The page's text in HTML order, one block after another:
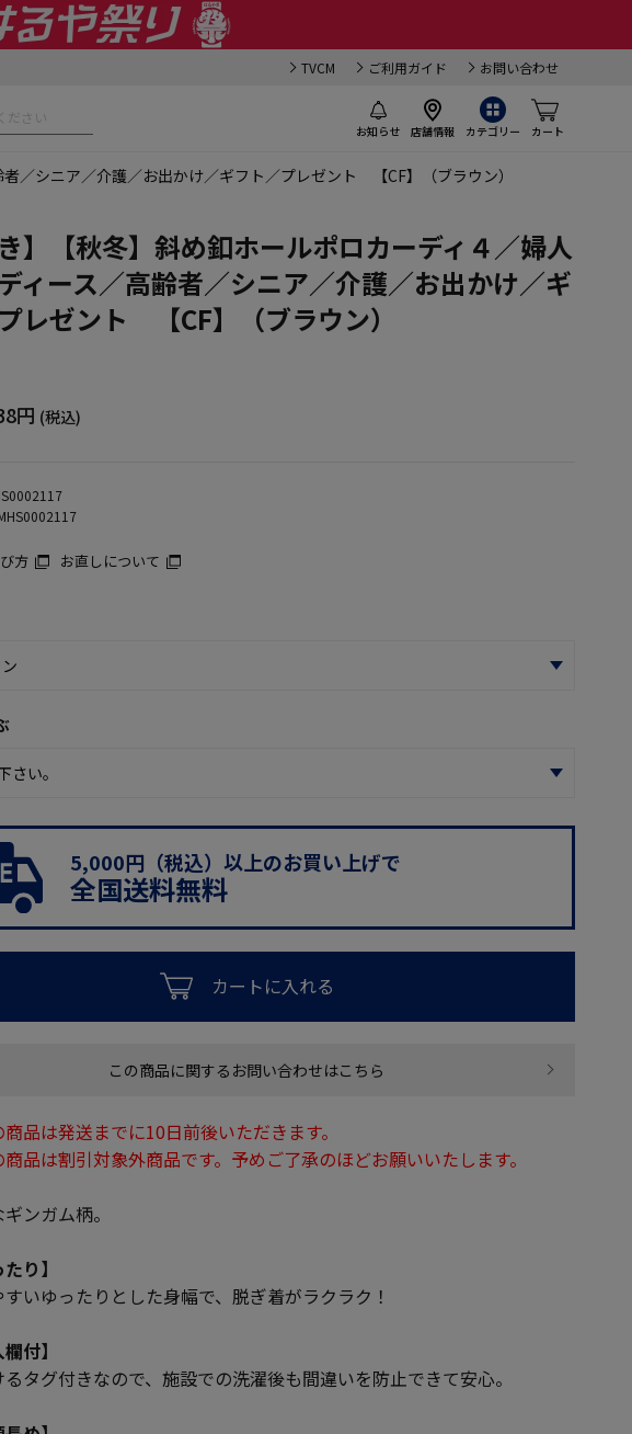
TVCM ご利用ガイド お問い合わせ
お知らせ 店舗情報 カテゴリー カート
／シニア／介護／お出かけ／ギフト／プレゼント 【CF】（ブラウン）
き】【秋冬】斜め釦ホールポロカーディ４／婦人
ィース／高齢者／シニア／介護／お出かけ／ギ
レゼント 【CF】（ブラウン）
円 (税込)
方 お直しについて
5,000円（税込）以上のお買い上げで
全国送料無料
カートに入れる
この商品に関するお問い合わせはこちら
品は発送までに10日前後いただきます。
品は割引対象外商品です。予めご了承のほどお願いいたします。
ンガム柄。
り】
いゆったりとした身幅で、脱ぎ着がラクラク！
付】
タグ付きなので、施設での洗濯後も間違いを防止できて安心。